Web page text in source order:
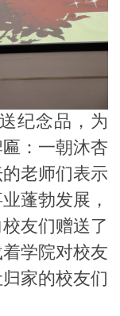
纪念品，为
：一朝沐杏
老师们表示
蓬勃发展，
友们赠送了
学院对校友
家的校友们